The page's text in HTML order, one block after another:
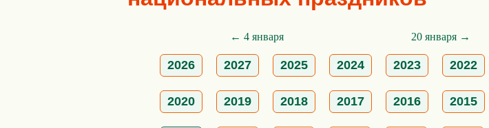
← 4 января 20 января →
2026 2027 2025 2024 2023 2022
2020 2019 2018 2017 2016 2015